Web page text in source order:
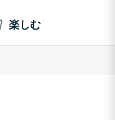
楽しむ